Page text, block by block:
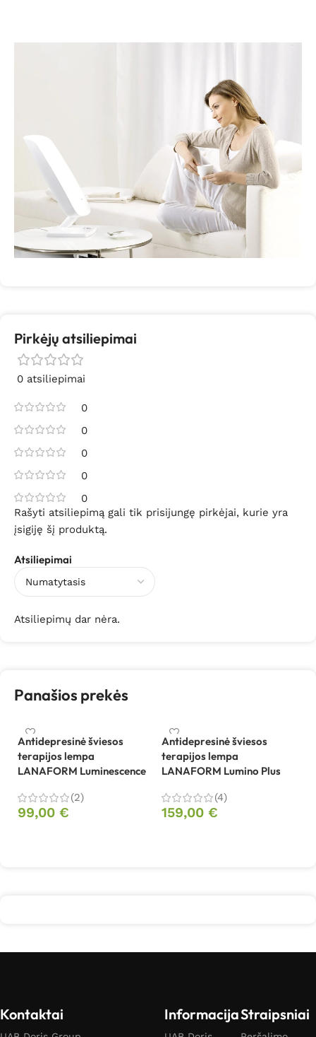
Pirkėjų atsiliepimai
0 atsiliepimai
0
0
0
0
0
Atsiliepimai
Atsiliepimų dar nėra.
Rašyti atsiliepimą gali tik prisijungę pirkėjai, kurie yra
įsigiję šį produktą.
Panašios prekės
Antidepresinė šviesos
terapijos lempa
LANAFORM Luminescence
(2)
99,00 €
Antidepresinė šviesos
terapijos lempa
LANAFORM Lumino Plus
(4)
159,00 €
Kontaktai InformacijaStraipsniai